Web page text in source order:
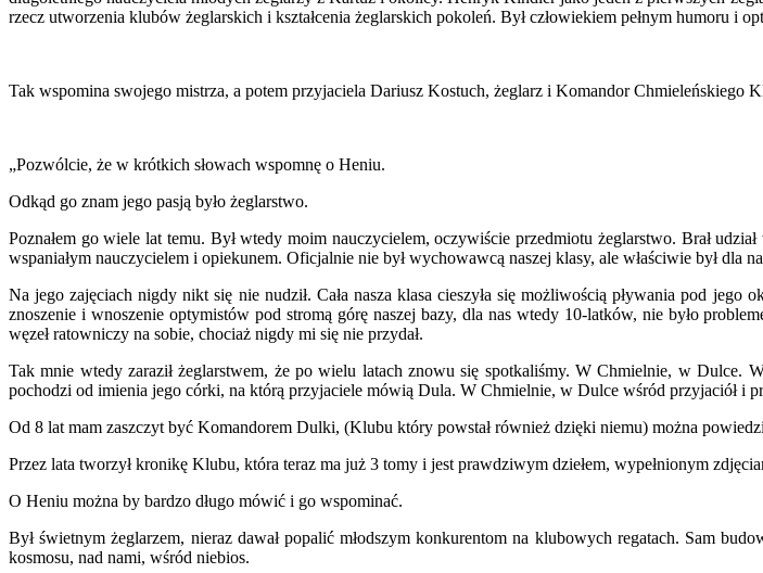
rzecz utworzenia klubów żeglarskich i kształcenia żeglarskich pokoleń. Był człowiekiem pełnym humoru i
Tak wspomina swojego mistrza, a potem przyjaciela Dariusz Kostuch, żeglarz i Komandor Chmieleńskiego
„Pozwólcie, że w krótkich słowach wspomnę o Heniu.
Odkąd go znam jego pasją było żeglarstwo.
Poznałem go wiele lat temu. Był wtedy moim nauczycielem, oczywiście przedmiotu żeglarstwo. Brał
wspaniałym nauczycielem i opiekunem. Oficjalnie nie był wychowawcą naszej klasy, ale właściwie był dla
Na jego zajęciach nigdy nikt się nie nudził. Cała nasza klasa cieszyła się możliwością pływania pod
znoszenie i wnoszenie optymistów pod stromą górę naszej bazy, dla nas wtedy 10-latków, nie było
węzeł ratowniczy na sobie, chociaż nigdy mi się nie przydał.
Tak mnie wtedy zaraził żeglarstwem, że po wielu latach znowu się spotkaliśmy. W Chmielnie, w Dulce.
pochodzi od imienia jego córki, na którą przyjaciele mówią Dula. W Chmielnie, w Dulce wśród przyjaciół i
Od 8 lat mam zaszczyt być Komandorem Dulki, (Klubu który powstał również dzięki niemu) można
Przez lata tworzył kronikę Klubu, która teraz ma już 3 tomy i jest prawdziwym dziełem, wypełnionym
O Heniu można by bardzo długo mówić i go wspominać.
Był świetnym żeglarzem, nieraz dawał popalić młodszym konkurentom na klubowych regatach. Sam
kosmosu, nad nami, wśród niebios.